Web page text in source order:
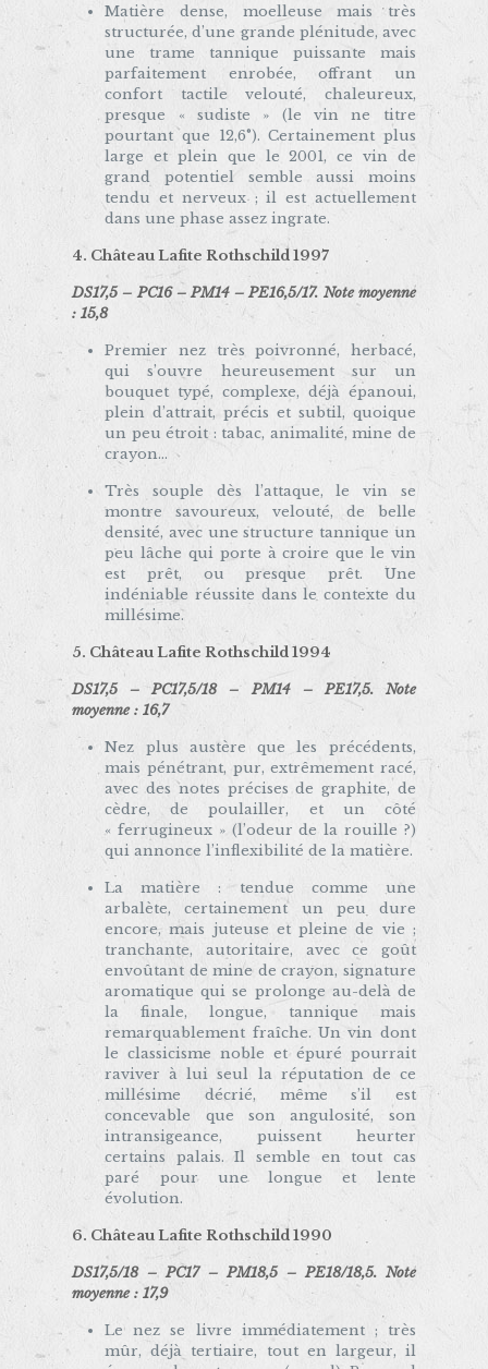
Matière dense, moelleuse mais très
structurée, d’une grande plénitude, avec
une trame tannique puissante mais
parfaitement enrobée, offrant un
confort tactile velouté, chaleureux,
presque « sudiste » (le vin ne titre
pourtant que 12,6°). Certainement plus
large et plein que le 2001, ce vin de
grand potentiel semble aussi moins
tendu et nerveux ; il est actuellement
dans une phase assez ingrate.
4. Château Lafite Rothschild 1997
DS17,5 – PC16 – PM14 – PE16,5/17. Note moyenne
: 15,8
Premier nez très poivronné, herbacé,
qui s’ouvre heureusement sur un
bouquet typé, complexe, déjà épanoui,
plein d’attrait, précis et subtil, quoique
un peu étroit : tabac, animalité, mine de
crayon…
Très souple dès l’attaque, le vin se
montre savoureux, velouté, de belle
densité, avec une structure tannique un
peu lâche qui porte à croire que le vin
est prêt, ou presque prêt. Une
indéniable réussite dans le contexte du
millésime.
5. Château Lafite Rothschild 1994
DS17,5 – PC17,5/18 – PM14 – PE17,5. Note
moyenne : 16,7
Nez plus austère que les précédents,
mais pénétrant, pur, extrêmement racé,
avec des notes précises de graphite, de
cèdre, de poulailler, et un côté
« ferrugineux » (l’odeur de la rouille ?)
qui annonce l’inflexibilité de la matière.
La matière : tendue comme une
arbalète, certainement un peu dure
encore, mais juteuse et pleine de vie ;
tranchante, autoritaire, avec ce goût
envoûtant de mine de crayon, signature
aromatique qui se prolonge au-delà de
la finale, longue, tannique mais
remarquablement fraîche. Un vin dont
le classicisme noble et épuré pourrait
raviver à lui seul la réputation de ce
millésime décrié, même s’il est
concevable que son angulosité, son
intransigeance, puissent heurter
certains palais. Il semble en tout cas
paré pour une longue et lente
évolution.
6. Château Lafite Rothschild 1990
DS17,5/18 – PC17 – PM18,5 – PE18/18,5. Note
moyenne : 17,9
Le nez se livre immédiatement ; très
mûr, déjà tertiaire, tout en largeur, il